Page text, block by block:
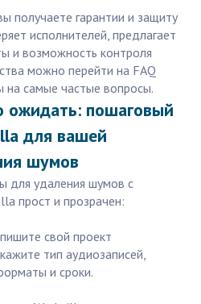
получаете гарантии и защиту
исполнителей, предлагает
и возможность контроля
можно перейти на FAQ
на самые частые вопросы.
ожидать: пошаговый
для вашей
шумов
для удаления шумов с
прост и прозрачен:
свой проект
тип аудиозаписей,
и сроки.